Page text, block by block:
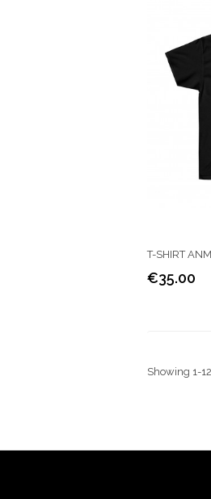
T-SHIRT
Price
€35.00
Showing 1-